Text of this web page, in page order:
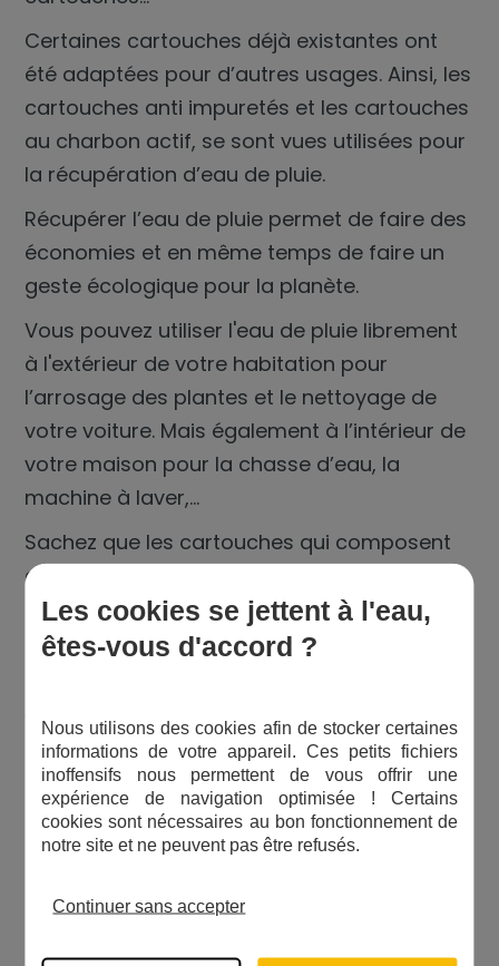
Certaines cartouches déjà existantes ont
été adaptées pour d’autres usages. Ainsi, les
cartouches anti impuretés et les cartouches
au charbon actif, se sont vues utilisées pour
la récupération d’eau de pluie.
Récupérer l’eau de pluie permet de faire des
économies et en même temps de faire un
geste écologique pour la planète.
Vous pouvez utiliser l'eau de pluie librement
à l'extérieur de votre habitation pour
l’arrosage des plantes et le nettoyage de
votre voiture. Mais également à l’intérieur de
votre maison pour la chasse d’eau, la
machine à laver,…
Sachez que les cartouches qui composent
ce type de filtre doivent être remplacées au
minimum une fois par an.
En plus de l’eau de pluie, vous pouvez
rencontrer des problèmes de présence de
nitrates à cause des exploitations agricoles
Chaque année, de nouveaux produits et de
nouveaux systèmes voient le jour. Nous
Les cookies se jettent à l'eau,
êtes-vous d'accord ?
Nous utilisons des cookies afin de stocker certaines
informations de votre appareil. Ces petits fichiers
inoffensifs nous permettent de vous offrir une
expérience de navigation optimisée ! Certains
cookies sont nécessaires au bon fonctionnement de
notre site et ne peuvent pas être refusés.
Continuer sans accepter